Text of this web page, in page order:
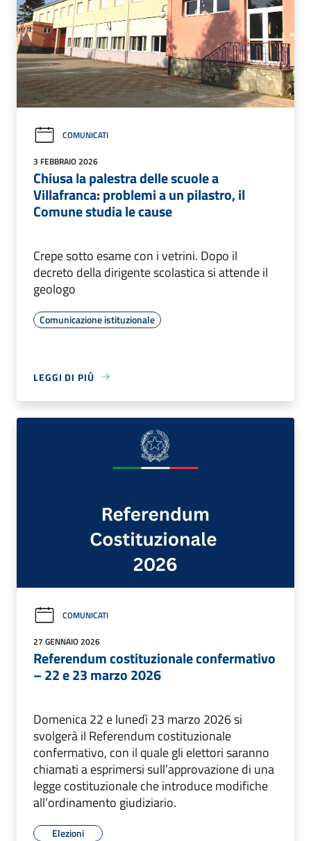
COMUNICATI
3 FEBBRAIO 2026
Chiusa la palestra delle scuole a
Villafranca: problemi a un pilastro, il
Comune studia le cause
Crepe sotto esame con i vetrini. Dopo il
decreto della dirigente scolastica si attende il
geologo
Comunicazione istituzionale
LEGGI DI PIÙ
COMUNICATI
27 GENNAIO 2026
Referendum costituzionale confermativo
– 22 e 23 marzo 2026
Domenica 22 e lunedì 23 marzo 2026 si
svolgerà il Referendum costituzionale
confermativo, con il quale gli elettori saranno
chiamati a esprimersi sull’approvazione di una
legge costituzionale che introduce modifiche
all’ordinamento giudiziario.
Elezioni